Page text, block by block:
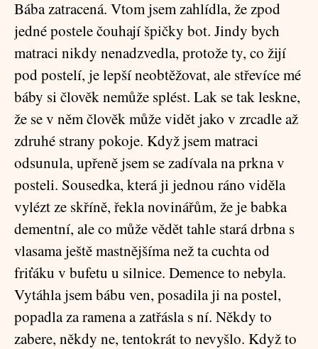
Bába zatracená. Vtom jsem zahlídla, že zpod
jedné postele čouhají špičky bot. Jindy bych
matraci nikdy nenadzvedla, protože ty, co žijí
pod postelí, je lepší neobtěžovat, ale střevíce mé
báby si člověk nemůže splést. Lak se tak leskne,
že se v něm člověk může vidět jako v zrcadle až
zdruhé strany pokoje. Když jsem matraci
odsunula, upřeně jsem se zadívala na prkna v
posteli. Sousedka, která ji jednou ráno viděla
vylézt ze skříně, řekla novinářům, že je babka
dementní, ale co může vědět tahle stará drbna s
vlasama ještě mastnějšíma než ta cuchta od
friťáku v bufetu u silnice. Demence to nebyla.
Vytáhla jsem bábu ven, posadila ji na postel,
popadla za ramena a zatřásla s ní. Někdy to
zabere, někdy ne, tentokrát to nevyšlo. Když to